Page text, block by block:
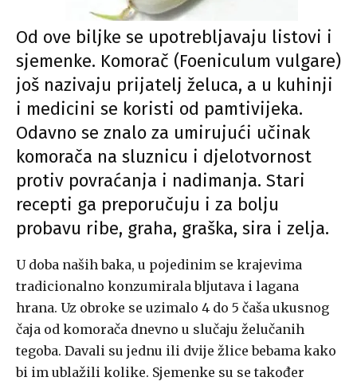
Od ove biljke se upotrebljavaju listovi i
sjemenke. Komorač (Foeniculum vulgare)
još nazivaju prijatelj želuca, a u kuhinji
i medicini se koristi od pamtivijeka.
Odavno se znalo za umirujući učinak
komorača na sluznicu i djelotvornost
protiv povraćanja i nadimanja. Stari
recepti ga preporučuju i za bolju
probavu ribe, graha, graška, sira i zelja.
U doba naših baka, u pojedinim se krajevima
tradicionalno konzumirala bljutava i lagana
hrana. Uz obroke se uzimalo 4 do 5 čaša ukusnog
čaja od komorača dnevno u slučaju želučanih
tegoba. Davali su jednu ili dvije žlice bebama kako
bi im ublažili kolike. Sjemenke su se također